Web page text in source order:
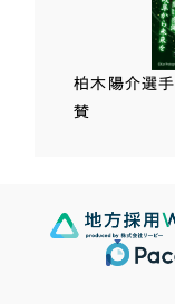
柏木陽介選手
賛